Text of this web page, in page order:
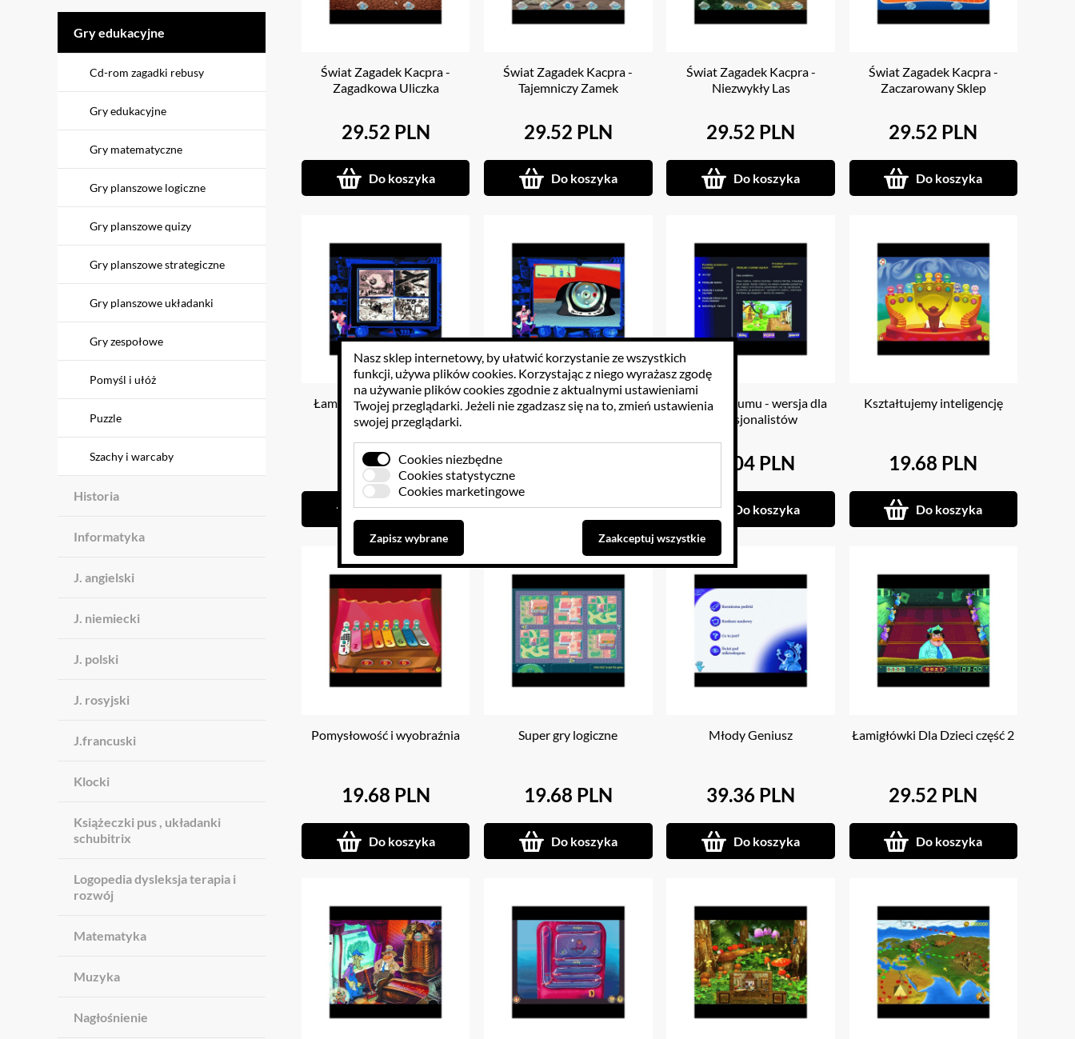
Gry edukacyjne
Cd-rom zagadki rebusy
Gry edukacyjne
Gry matematyczne
Gry planszowe logiczne
Gry planszowe quizy
Gry planszowe strategiczne
Gry planszowe układanki
Gry zespołowe
Pomyśl i ułóż
Puzzle
Szachy i warcaby
Historia
Informatyka
J. angielski
J. niemiecki
J. polski
J. rosyjski
J.francuski
Klocki
Książeczki pus , układanki
schubitrix
Logopedia dysleksja terapia i
rozwój
Matematyka
Muzyka
Nagłośnienie
Świat Zagadek Kacpra -
Zagadkowa Uliczka
29.52 PLN
Do koszyka
Świat Zagadek Kacpra -
Tajemniczy Zamek
29.52 PLN
Do koszyka
Świat Zagadek Kacpra -
Niezwykły Las
29.52 PLN
Do koszyka
Świat Zagadek Kacpra -
Zaczarowany Sklep
29.52 PLN
Do koszyka
Łamigłówki Rodzinne cz. 2
29.52 PLN
Do koszyka
Łamigłówki Rodzinne cz. 1
Do koszyka
Potęga Rozumu - wersja dla
profesjonalistów
59.04 PLN
Do koszyka
Kształtujemy inteligencję
19.68 PLN
Do koszyka
Pomysłowość i wyobraźnia
19.68 PLN
Do koszyka
Super gry logiczne
19.68 PLN
Do koszyka
Młody Geniusz
39.36 PLN
Do koszyka
Łamigłówki Dla Dzieci część 2
29.52 PLN
Do koszyka
Nasz sklep internetowy, by ułatwić korzystanie ze wszystkich
funkcji, używa plików cookies. Korzystając z niego wyrażasz zgodę
na używanie plików cookies zgodnie z aktualnymi ustawieniami
Twojej przeglądarki. Jeżeli nie zgadzasz się na to, zmień ustawienia
swojej przeglądarki.
Cookies niezbędne
Cookies statystyczne
Cookies marketingowe
Zapisz wybrane Zaakceptuj wszystkie